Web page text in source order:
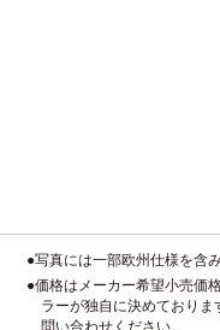
●写真には一部欧州仕様を含み
●価格はメーカー希望小売価
ラーが独自に決めており
問い合わせください。